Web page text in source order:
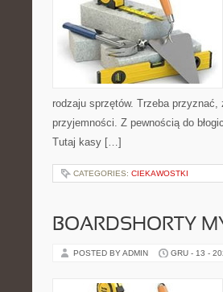
rodzaju sprzętów. Trzeba
przyjemności. Z pewnością do
Tutaj kasy […]
CATEGORIES: CIEKAWOSTKI
BOARDSHORTY
POSTED BY ADMIN GRU - 13 -